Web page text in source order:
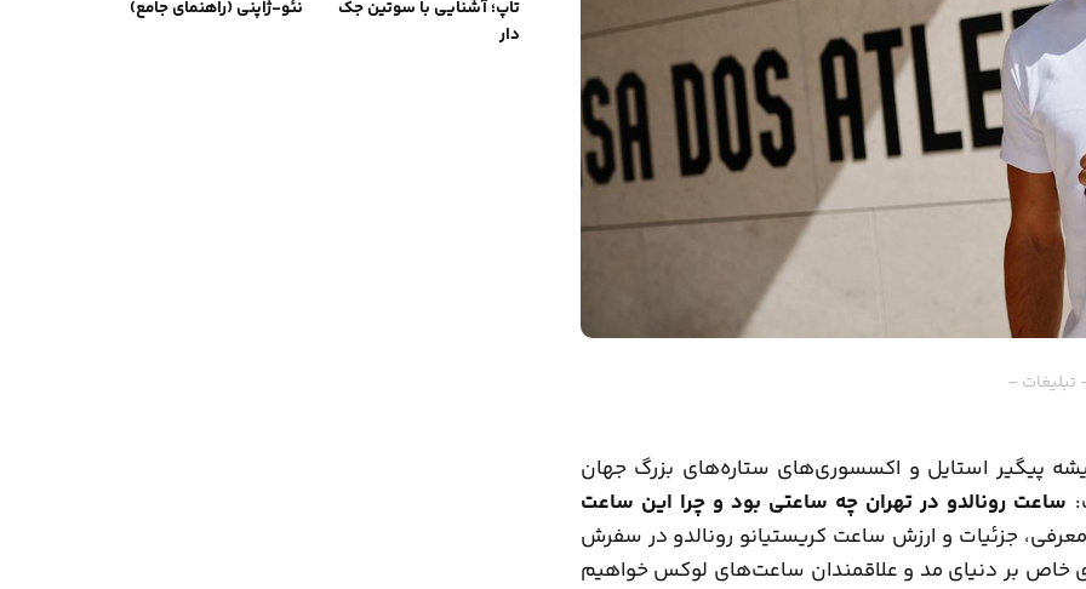
تبلیغات –
پیگیر استایل و اکسسوری‌های ستاره‌های بزرگ جهان
ساعت رونالدو در تهران چه ساعتی بود و چرا این ساعت
جزئیات و ارزش ساعت کریستیانو رونالدو در سفرش
خاص بر دنیای مد و علاقمندان ساعت‌های لوکس خواهیم
تاپ؛ آشنایی با سوتین جک
دار
نئو-ژاپنی (راهنمای جامع)